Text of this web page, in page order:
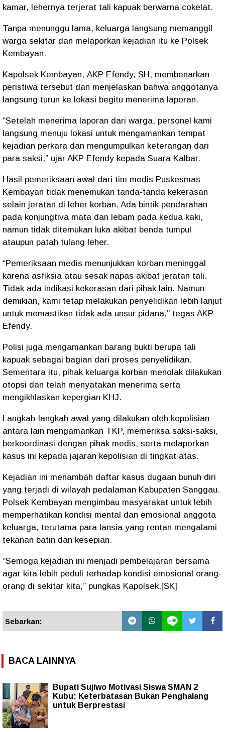
kamar, lehernya terjerat tali kapuak berwarna cokelat.
Tanpa menunggu lama, keluarga langsung memanggil
warga sekitar dan melaporkan kejadian itu ke Polsek
Kembayan.
Kapolsek Kembayan, AKP Efendy, SH, membenarkan
peristiwa tersebut dan menjelaskan bahwa anggotanya
langsung turun ke lokasi begitu menerima laporan.
“Setelah menerima laporan dari warga, personel kami
langsung menuju lokasi untuk mengamankan tempat
kejadian perkara dan mengumpulkan keterangan dari
para saksi,” ujar AKP Efendy kepada Suara Kalbar.
Hasil pemeriksaan awal dari tim medis Puskesmas
Kembayan tidak menemukan tanda-tanda kekerasan
selain jeratan di leher korban. Ada bintik pendarahan
pada konjungtiva mata dan lebam pada kedua kaki,
namun tidak ditemukan luka akibat benda tumpul
ataupun patah tulang leher.
“Pemeriksaan medis menunjukkan korban meninggal
karena asfiksia atau sesak napas akibat jeratan tali.
Tidak ada indikasi kekerasan dari pihak lain. Namun
demikian, kami tetap melakukan penyelidikan lebih lanjut
untuk memastikan tidak ada unsur pidana,” tegas AKP
Efendy.
Polisi juga mengamankan barang bukti berupa tali
kapuaksebagai bagian dari proses penyelidikan.
Sementara itu, pihak keluarga korban menolak dilakukan
otopsi dan telah menyatakan menerima serta
mengikhlaskan kepergian KHJ.
Langkah-langkah awal yang dilakukan oleh kepolisian
antara lain mengamankan TKP, memeriksa saksi-saksi,
berkoordinasi dengan pihak medis, serta melaporkan
kasus ini kepada jajaran kepolisian di tingkat atas.
Kejadian ini menambah daftar kasus dugaan bunuh diri
yang terjadi di wilayah pedalaman Kabupaten Sanggau.
Polsek Kembayan mengimbau masyarakat untuk lebih
memperhatikan kondisi mental dan emosional anggota
keluarga, terutama para lansia yang rentan mengalami
tekanan batin dan kesepian.
“Semoga kejadian ini menjadi pembelajaran bersama
agar kita lebih peduli terhadap kondisi emosional orang-
orang di sekitar kita,” pungkas Kapolsek.[SK]
Sebarkan:
BACA LAINNYA
Bupati Sujiwo Motivasi Siswa SMAN 2
Kubu: Keterbatasan Bukan Penghalang
untuk Berprestasi